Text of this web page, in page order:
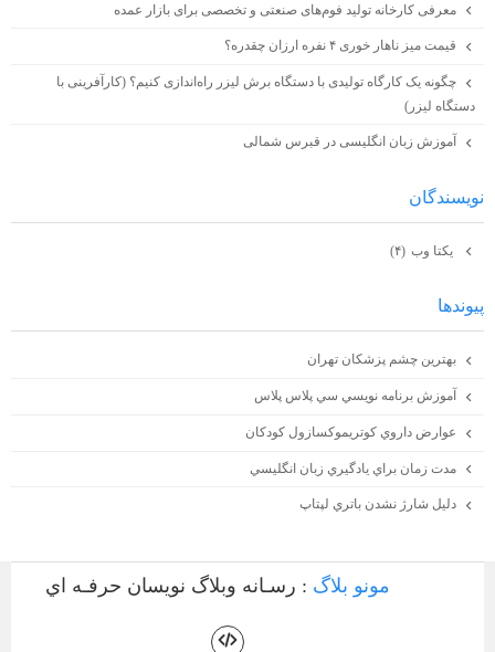
معرفی کارخانه تولید فوم‌های صنعتی و تخصصی برای بازار عمده
قیمت میز ناهار خوری ۴ نفره ارزان چقدره؟
چگونه یک کارگاه تولیدی با دستگاه برش لیزر راه‌اندازی کنیم؟ (کارآفرینی با
دستگاه لیزر)
آموزش زبان انگلیسی در قبرس شمالی
نويسندگان
يكتا وب (۴)
پيوندها
بهترين چشم پزشكان تهران
آموزش برنامه نويسي سي پلاس پلاس
عوارض داروي كوتريموكسازول كودكان
مدت زمان براي يادگيري زبان انگليسي
دليل شارژ نشدن باتري لپتاپ
مونو بلاگ : رسـانه وبلاگ نويسان حرفـه اي